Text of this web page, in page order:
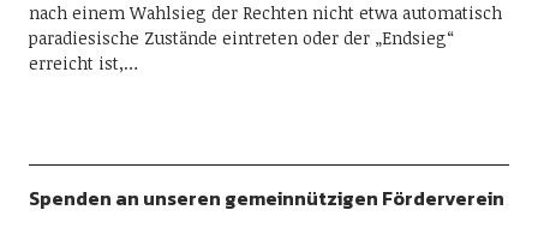
nach einem Wahlsieg der Rechten nicht etwa automatisch
paradiesische Zustände eintreten oder der „Endsieg“
erreicht ist,…
Spenden an unseren gemeinnützigen Förderverein